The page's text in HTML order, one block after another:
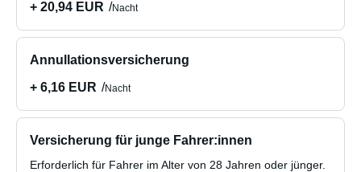
+ 20,94 EUR Nacht
Annullationsversicherung
+ 6,16 EUR
Nacht
Versicherung für junge Fahrer:innen
Erforderlich für Fahrer im Alter von 28 Jahren oder jünger.